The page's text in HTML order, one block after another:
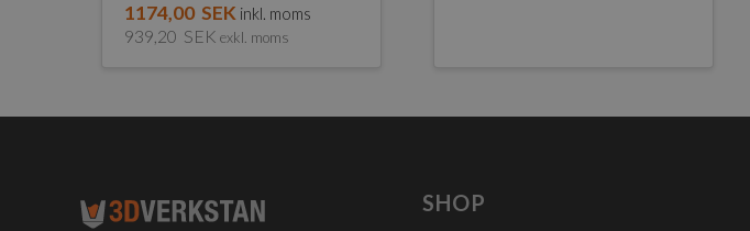
1174,00 SEK inkl. moms
939,20 SEK exkl. moms
De
SHOP